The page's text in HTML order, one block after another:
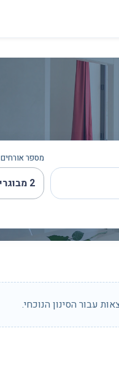
מספר אורחים
2 מבוגרים
עבור הסינון הנוכחי.